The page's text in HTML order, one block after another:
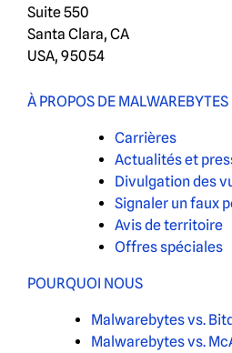
Suite 550
Santa Clara, CA
USA, 95054
À PROPOS DE MALWAREBYTES
Carrières
Actualités et
Divulgation des
Signaler un faux
Avis de territoire
Offres spéciales
POURQUOI NOUS
Malwarebytes vs.
Malwarebytes vs.